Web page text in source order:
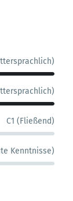
C1 (Fließend)
Kenntnisse)